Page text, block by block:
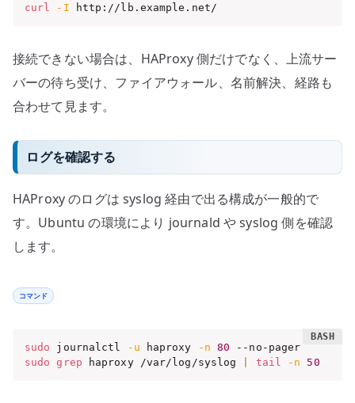
curl
-I http://lb.example.net/
接続できない場合は、HAProxy 側だけでなく、上流サー
バーの待ち受け、ファイアウォール、名前解決、経路も
合わせて見ます。
ログを確認する
HAProxy のログは syslog 経由で出る構成が一般的で
す。Ubuntu の環境により journald や syslog 側を確認
します。
コマンド
sudo journalctl -u haproxy -n 80
sudo
grep haproxy /var/log/syslog tail -n 50